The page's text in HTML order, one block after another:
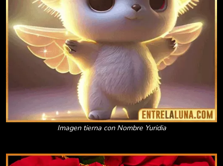
Imagen tierna con Nombre Yuridia